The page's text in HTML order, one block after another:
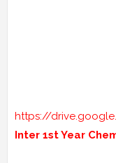
https://
Inter 1st Year